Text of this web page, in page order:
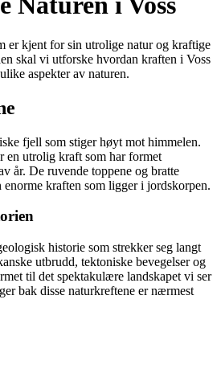
er kjent for sin utrolige natur og kraftige
skal vi utforske hvordan kraften i Voss
aspekter av naturen.
fjell som stiger høyt mot himmelen.
en utrolig kraft som har formet
år. De ruvende toppene og bratte
kraften som ligger i jordskorpen.
historie som strekker seg langt
utbrudd, tektoniske bevegelser og
til det spektakulære landskapet vi ser
bak disse naturkreftene er nærmest